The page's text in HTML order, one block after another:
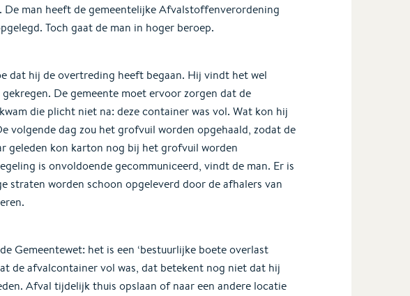
man heeft de gemeentelijke Afvalstoffenverordening
Toch gaat de man in hoger beroep.
dat hij de overtreding heeft begaan. Hij vindt het wel
De gemeente moet ervoor zorgen dat de
die plicht niet na: deze container was vol. Wat kon hij
volgende dag zou het grofvuil worden opgehaald, zodat de
geleden kon karton nog bij het grofvuil worden
is onvoldoende gecommuniceerd, vindt de man. Er is
straten worden schoon opgeleverd door de afhalers van
Gemeentewet: het is een ‘bestuurlijke boete overlast
de afvalcontainer vol was, dat betekent nog niet dat hij
Afval tijdelijk thuis opslaan of naar een andere locatie